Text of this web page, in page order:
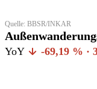
Quelle: BBSR/INKAR
YoY -69,19 % ·